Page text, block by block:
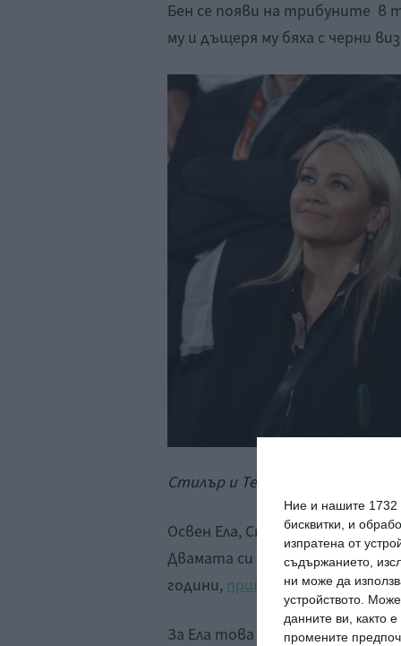
Ние и нашите 1732
бисквитки, и
изпратена от
съдържанието,
ни може да
устройството.
данните ви, както
промените
Бен се появи на трибуните в
му и дъщеря му бяха с черни
Стилър и Тейлър. Снимка: Getty
Освен Ела, Стилър и Тейлър
Двамата си казаха „Да“ през
години, припомня Hello
За Ела това е второ